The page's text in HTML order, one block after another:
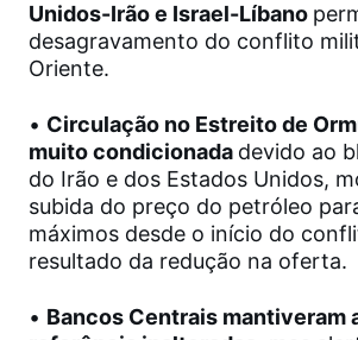
Unidos-Irão e Israel-Líbano
desagravamento do conflito
Oriente.
• Circulação no Estreito de
muito condicionada devido ao
do Irão e dos Estados Unidos,
subida do preço do petróleo
máximos desde o início do
resultado da redução na oferta.
• Bancos Centrais mantiveram